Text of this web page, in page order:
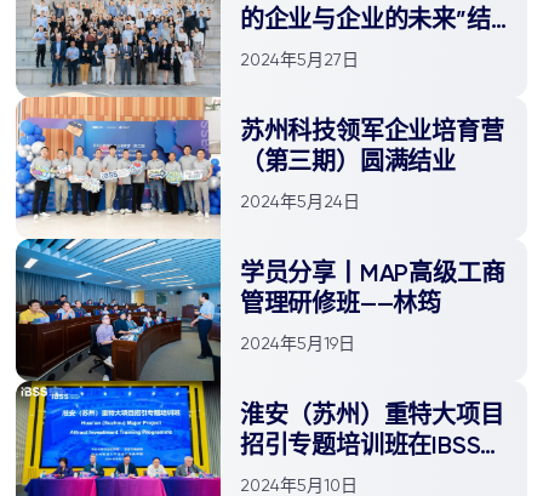
的企业与企业的未来”结
业典礼在西交利物浦大学
2024年5月27日
苏州科技领军企业培育营
（第三期）圆满结业
2024年5月24日
学员分享丨MAP高级工商
管理研修班——林筠
2024年5月19日
淮安（苏州）重特大项目
招引专题培训班在IBSS成
功召开，助力招商引资工
2024年5月10日